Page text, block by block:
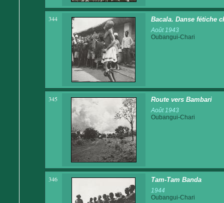
344 Bacala. Danse fétiche
Août 1943
Oubangui-Chari
345 Route vers Bambari
Août 1943
Oubangui-Chari
346 Tam-Tam Banda
1944
Oubangui-Chari